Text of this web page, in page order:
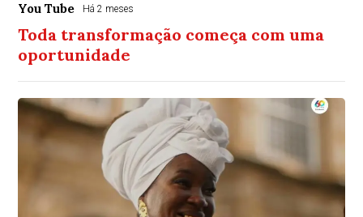
You Tube Há 2 meses
Toda transformação começa com uma
oportunidade